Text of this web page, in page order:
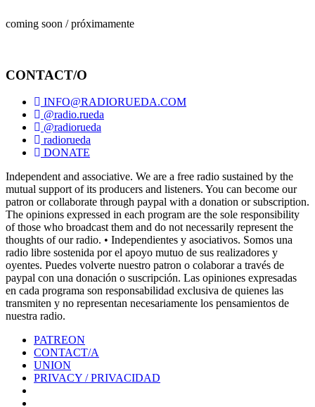
coming soon / próximamente
CONTACT/O
INFO@RADIORUEDA.COM
@radio.rueda
@radiorueda
radiorueda
DONATE
Independent and associative. We are a free radio sustained by the
mutual support of its producers and listeners. You can become our
patron or collaborate through paypal with a donation or subscription.
The opinions expressed in each program are the sole responsibility
of those who broadcast them and do not necessarily represent the
thoughts of our radio. • Independientes y asociativos. Somos una
radio libre sostenida por el apoyo mutuo de sus realizadores y
oyentes. Puedes volverte nuestro patron o colaborar a través de
paypal con una donación o suscripción. Las opiniones expresadas
en cada programa son responsabilidad exclusiva de quienes las
transmiten y no representan necesariamente los pensamientos de
nuestra radio.
PATREON
CONTACT/A
UNION
PRIVACY / PRIVACIDAD